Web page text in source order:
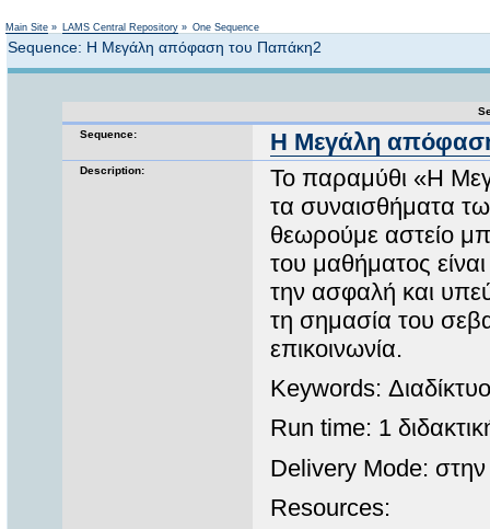
Main Site » LAMS Central Repository » One Sequence
Sequence: Η Μεγάλη απόφαση του Παπάκη2
Sequence:
Η Μεγάλη
Description:
Το παραμύθι «Η
τα συναισθήματα
θεωρούμε αστείο
του μαθήματος
την ασφαλή και
τη σημασία του
επικοινωνία.
Keywords:
Run time: 1
Delivery Mode: στην
Resources: